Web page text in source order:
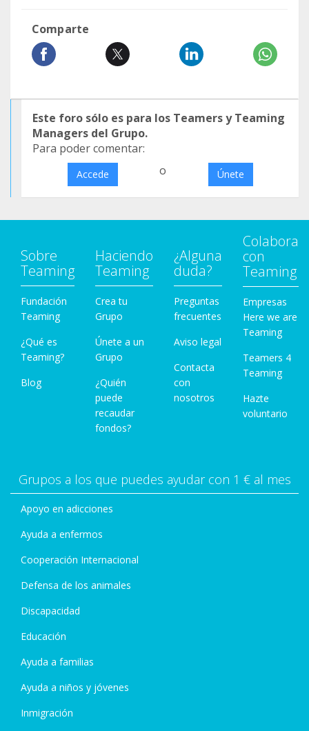
Comparte
Este foro sólo es para los Teamers y Teaming
Managers del Grupo.
Para poder comentar:
Accede o Únete
Sobre
Teaming
Fundación
Teaming
¿Qué es
Teaming?
Blog
Haciendo
Teaming
Crea tu
Grupo
Únete a un
Grupo
¿Quién
puede
recaudar
fondos?
¿Alguna
duda?
Preguntas
frecuentes
Aviso legal
Contacta
con
nosotros
Colabora
con
Teaming
Empresas
Here we are
Teaming
Teamers 4
Teaming
Hazte
voluntario
Grupos a los que puedes ayudar con 1 € al mes
Apoyo en adicciones
Ayuda a enfermos
Cooperación Internacional
Defensa de los animales
Discapacidad
Educación
Ayuda a familias
Ayuda a niños y jóvenes
Inmigración